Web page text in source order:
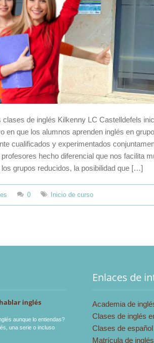
clases de inglés Kilkenny LC Castelldefels
en que los alumnos aprenden inglés en
cualificados y experimentados
hecho diferencial que nos facilita
grupos reducidos, la posibilidad que […]
0 Inicio de curso
inglés
aunque lo entiendas?
una serie o incluso
Enlaces de
Academia de
Clases de inglés
Clases de
Matrícula de